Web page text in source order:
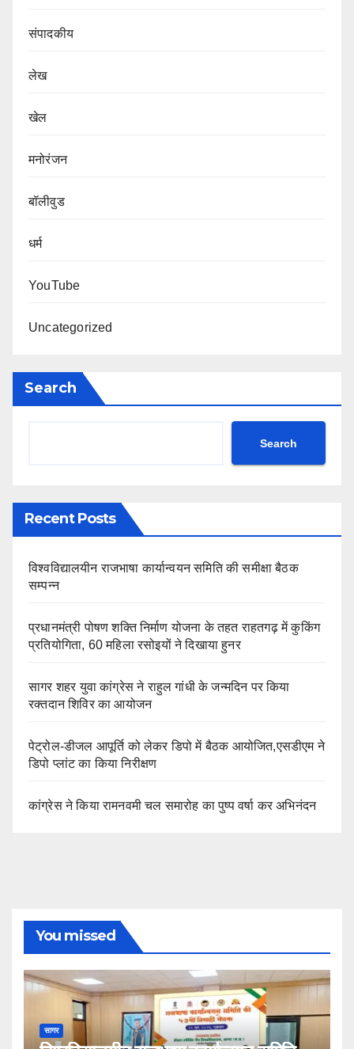
संपादकीय
लेख
खेल
मनोरंजन
बॉलीवुड
धर्म
YouTube
Uncategorized
Search
Search
Recent Posts
विश्वविद्यालयीन राजभाषा कार्यान्वयन समिति की समीक्षा बैठक
सम्पन्न
प्रधानमंत्री पोषण शक्ति निर्माण योजना के तहत राहतगढ़ में कुकिंग
प्रतियोगिता, 60 महिला रसोइयों ने दिखाया हुनर
सागर शहर युवा कांग्रेस ने राहुल गांधी के जन्मदिन पर किया
रक्तदान शिविर का आयोजन
पेट्रोल-डीजल आपूर्ति को लेकर डिपो में बैठक आयोजित,एसडीएम ने
डिपो प्लांट का किया निरीक्षण
कांग्रेस ने किया रामनवमी चल समारोह का पुष्प वर्षा कर अभिनंदन
You missed
सागर